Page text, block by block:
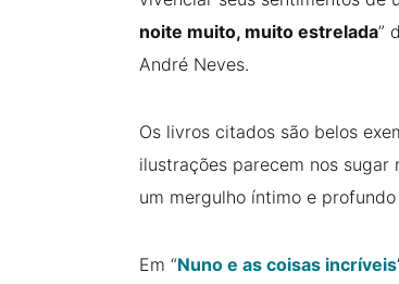
noite muito, muito estrelada”
André Neves.
Os livros citados são belos
ilustrações parecem nos sugar
um mergulho íntimo e
Em “Nuno e as coisas incríveis